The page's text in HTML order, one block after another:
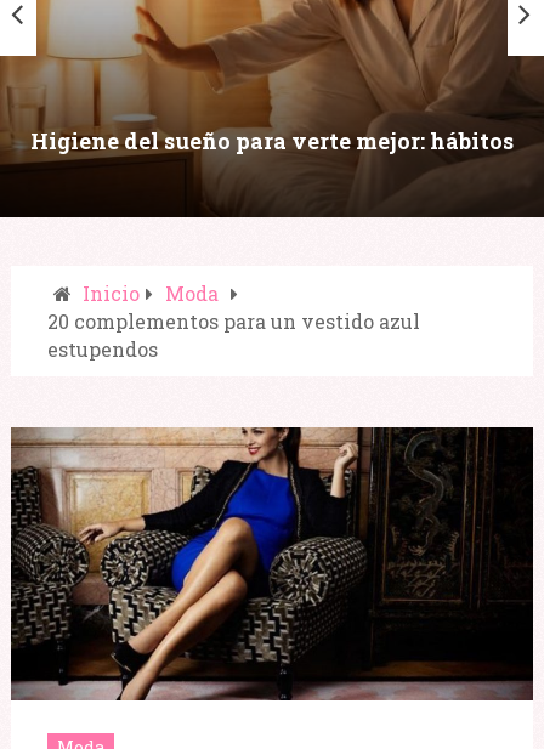
Higiene del sueño para verte mejor: hábitos
nocturnos que mejoran piel, ojeras y energía
Inicio
Moda
20 complementos para un vestido azul
estupendos